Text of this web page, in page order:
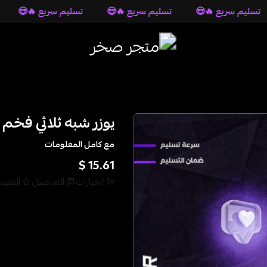
سريع 🔥😍 تسليم سريع 🔥😍 تسليم سريع 🔥😍
متجر صخر
يوزر شبه ثلاثي فخم
مع كامل المعلومات
15.61 $
الخيارات التفاصيل